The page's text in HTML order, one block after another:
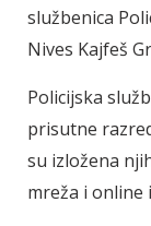
službenica
Nives Kajfeš
Policijska
prisutne
su izložena
mreža i online